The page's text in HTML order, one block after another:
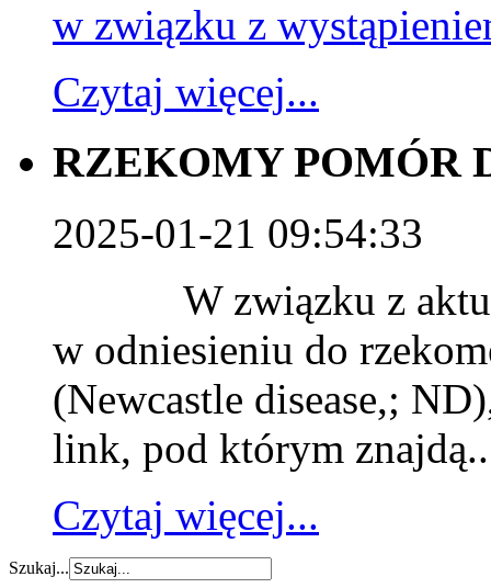
w związku z
Czytaj więcej...
RZEKOMY POMÓR
2025-01-21 09:54:33
W związku z
w odniesieniu do
(Newcastle disease,;
link, pod którym
Czytaj więcej...
Szukaj...